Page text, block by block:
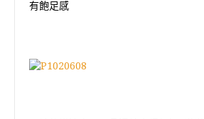
有飽足感